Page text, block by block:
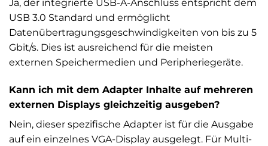
Ja, der integrierte USB-A-Anschluss entspricht dem
USB 3.0 Standard und ermöglicht
Datenübertragungsgeschwindigkeiten von bis zu 5
Gbit/s. Dies ist ausreichend für die meisten
externen Speichermedien und Peripheriegeräte.
Kann ich mit dem Adapter Inhalte auf mehreren
externen Displays gleichzeitig ausgeben?
Nein, dieser spezifische Adapter ist für die Ausgabe
auf ein einzelnes VGA-Display ausgelegt. Für Multi-